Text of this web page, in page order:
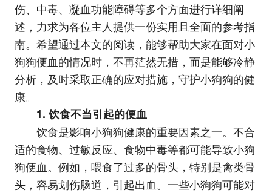
伤、中毒、凝血功能障碍等多个方面进行详细阐
述，力求为各位主人提供一份实用且全面的参考指
南。希望通过本文的阅读，能够帮助大家在面对小
狗狗便血的情况时，不再茫然无措，而是能够冷静
分析，及时采取正确的应对措施，守护小狗狗的健
康。
1. 饮食不当引起的便血
饮食是影响小狗狗健康的重要因素之一。不合
适的食物、过敏反应、食物中毒等都可能导致小狗
狗便血。例如，喂食了过多的骨头，特别是禽类骨
头，容易划伤肠道，引起出血。一些小狗狗可能对